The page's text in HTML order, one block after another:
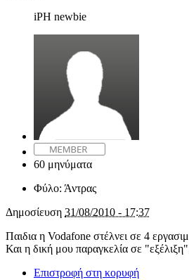
iPH newbie
60 μηνύματα
Φύλο: Άντρας
Δημοσίευση 31/08/2010 - 17:37
Παιδια η Vodafone στέλνει σε 4
Και η δική μου παραγκελία σε
Επιστροφή στη κορυφή